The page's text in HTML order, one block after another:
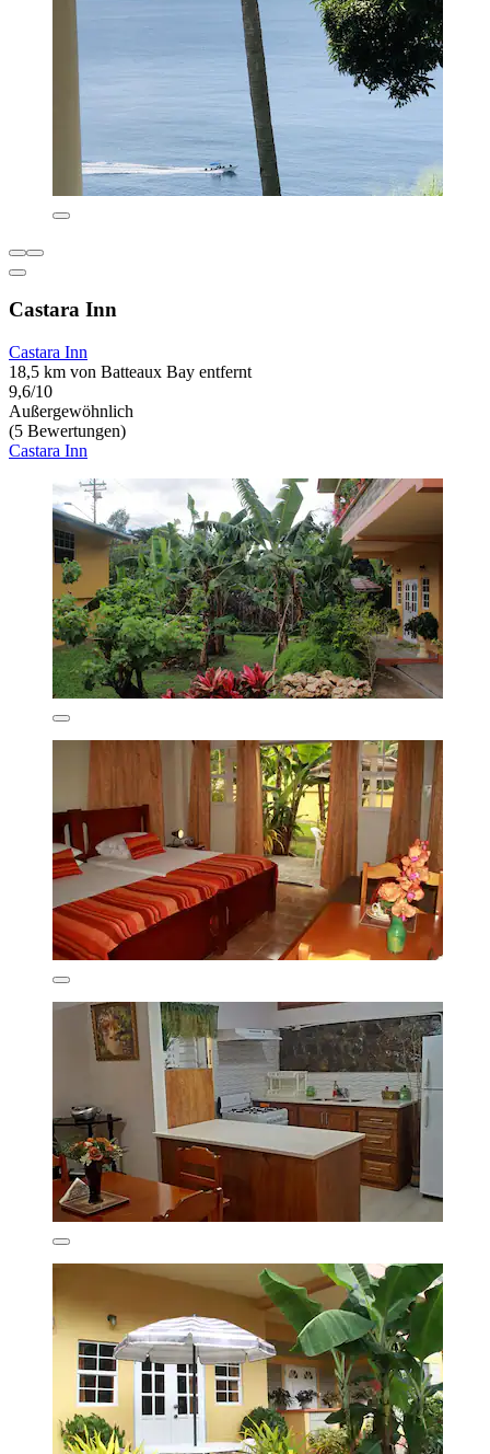
Castara Inn
Castara Inn
18,5 km von Batteaux Bay entfernt
9,6/10
Außergewöhnlich
(5 Bewertungen)
Castara Inn